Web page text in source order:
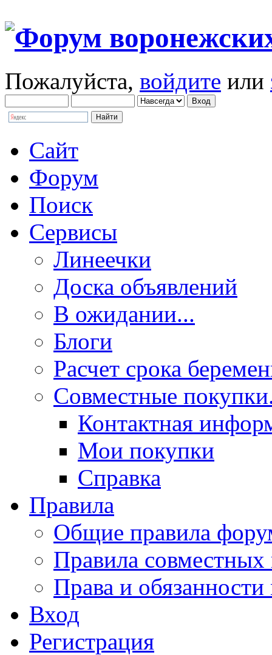
Пожалуйста, войдите или
Сайт
Форум
Поиск
Сервисы
Линеечки
Доска объявлений
В ожидании...
Блоги
Расчет срока
Совместные
Контактная
Мои покупки
Справка
Правила
Общие правила
Правила совместных
Права и
Вход
Регистрация